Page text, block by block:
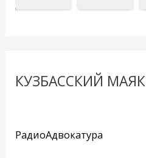
КУЗБАССКИЙ МАЯК
РадиоАдвокатура